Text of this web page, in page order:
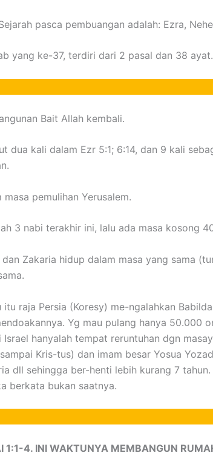
pasca pembuangan adalah: Ezra,
yang ke-37, terdiri dari 2 pasal dan 38 ayat.
Bait Allah kembali.
dua kali dalam Ezr 5:1; 6:14, dan 9 kali
masa pemulihan Yerusalem.
3 nabi terakhir ini, lalu ada masa kosong
dan Zakaria hidup dalam masa yang sama
itu raja Persia (Koresy) me-ngalahkan
Yg mau pulang hanya 50.000
Israel hanyalah tempat reruntuhan dgn
Kris-tus) dan imam besar Yosua
dll sehingga ber-henti lebih kurang 7
berkata bukan saatnya.
1:1-4. INI WAKTUNYA MEMBANGUN